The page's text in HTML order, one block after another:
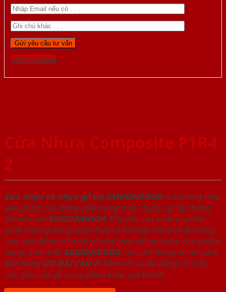
Gọi 0976.169.864
Cửa Nhựa Composite P1R4
2
Cửa nhựa và nhựa gỗ tại SAIGONDOORlà thương hiệu
sản phẩm các dòng cửa trong một chuỗi các hệ thống
Showroom SAIGONDOOR. Chuyên sản xuất và phân
phối những dòng cửa nhựa và hỗ hợp nhựa chất lượng
cao, giá thành rẻ nhất và phù hợp với mọi nhu cầu khách
hàng. Trên hết, SAIGONDOORcòn có những chính sách
bán hàng ƯU ĐÃI CAOđi kèm với sự đa dạng về mẫu
mã, loại cửa gỗ và cả phân khúc giá thành.